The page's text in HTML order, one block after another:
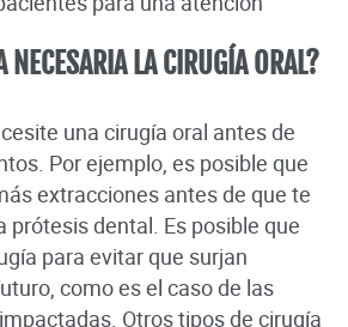
NECESARIA LA CIRUGÍA ORAL?
una cirugía oral antes de
Por ejemplo, es posible que
extracciones antes de que te
prótesis dental. Es posible que
para evitar que surjan
como es el caso de las
Otros tipos de cirugía